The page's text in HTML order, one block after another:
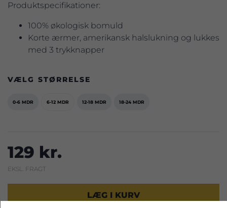
Produktspecifikationer:
100% økologisk bomuld
Korte ærmer, amerikansk halslukning og lukkes
med 3 trykknapper
VÆLG STØRRELSE
0-6 MDR 6-12 MDR 12-18 MDR 18-24 MDR
129 kr.
EKSL. FRAGT
LÆG I KURV